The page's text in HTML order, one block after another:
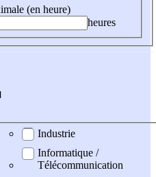
(en heure)
heures
Industrie
Informatique /
Télécommunication